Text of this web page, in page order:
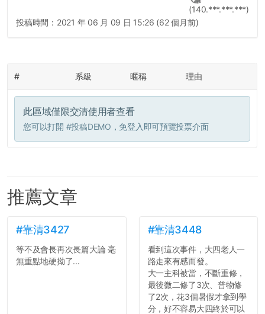
(140.***.***.***)
投稿時間： 2021 年 06 月 09 日 15:26 (62 個月前)
# 系級 暱稱 理由
此區域僅限交清使用者查看
您可以打開 #投稿DEMO ，免登入即可預覽投票介面
推薦文章
#靠清3427
等不及會長再次長篇大論 毫
無重點地硬拗了...
#靠清3448
看到這次事件，大四老人一
路走來有感而發。
大一主科被當，不斷重修，
最後微二修了3次、普物修
了2次，花3個暑假才拿到學
分，好不容易大四終於可以